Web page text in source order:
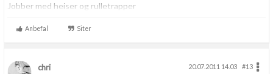
Jobber med heiser og rulletrapper
Anbefal Siter
chri 20.07.2011 14.03
#13